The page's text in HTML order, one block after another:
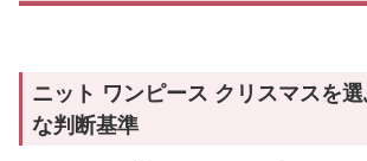
ニット ワンピース クリスマスを
な判断基準